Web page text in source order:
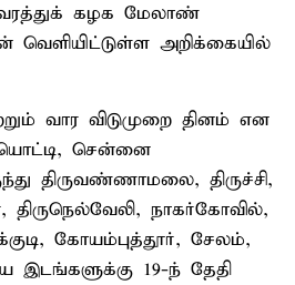
கழக மேலாண்
அறிக்கையில்
வார விடுமுறை தினம் என
சென்னை
திருவண்ணாமலை, திருச்சி,
நாகர்கோவில்,
கோயம்புத்தூர், சேலம்,
இடங்களுக்கு 19-ந் தேதி